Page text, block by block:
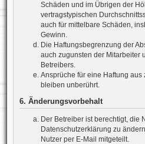
Schäden und im Übrigen der
vertragstypischen
auch für mittelbare Schäden,
Gewinn.
Die Haftungsbegrenzung der
auch zugunsten der Mitarbeiter
Betreibers.
Ansprüche für eine Haftung
bleiben unberührt.
6. Änderungsvorbehalt
Der Betreiber ist berechtigt, die
Datenschutzerklärung zu
Nutzer per E-Mail mitgeteilt.